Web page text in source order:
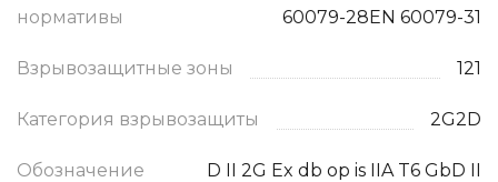
нормативы
60079-28EN 60079-31
Взрывозащитные зоны 121
Категория взрывозащиты 2G2D
Обозначение
D II 2G Ex db op is IIA T6 GbD II